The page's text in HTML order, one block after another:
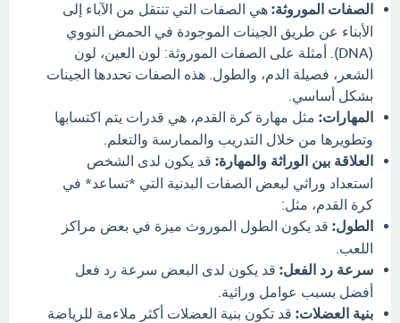
الصفات الموروثة: هي الصفات التي تنتقل من الآباء إلى
الأبناء عن طريق الجينات الموجودة في الحمض النووي
(DNA). أمثلة على الصفات الموروثة: لون العين، لون
الشعر، فصيلة الدم، والطول. هذه الصفات تحددها الجينات
بشكل أساسي.
المهارات: مثل مهارة كرة القدم، هي قدرات يتم اكتسابها
وتطويرها من خلال التدريب والممارسة والتعلم.
العلاقة بين الوراثة والمهارة: قد يكون لدى الشخص
استعداد وراثي لبعض الصفات البدنية التي *تساعد* في
كرة القدم، مثل:
الطول: قد يكون الطول الموروث ميزة في بعض مراكز
اللعب.
سرعة رد الفعل: قد يكون لدى البعض سرعة رد فعل
أفضل بسبب عوامل وراثية.
بنية العضلات: قد تكون بنية العضلات أكثر ملاءمة للرياضة